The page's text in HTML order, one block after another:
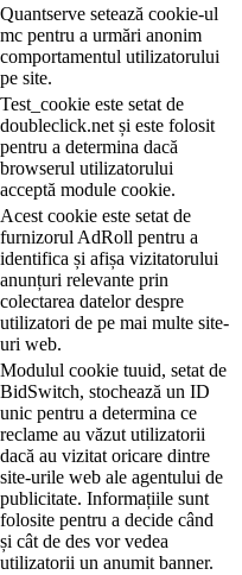
Quantserve setează cookie-ul
mc pentru a urmări anonim
comportamentul utilizatorului
pe site.
Test_cookie este setat de
doubleclick.net și este folosit
pentru a determina dacă
browserul utilizatorului
acceptă module cookie.
Acest cookie este setat de
furnizorul AdRoll pentru a
identifica și afișa vizitatorului
anunțuri relevante prin
colectarea datelor despre
utilizatori de pe mai multe site-
uri web.
Modulul cookie tuuid, setat de
BidSwitch, stochează un ID
unic pentru a determina ce
reclame au văzut utilizatorii
dacă au vizitat oricare dintre
site-urile web ale agentului de
publicitate. Informațiile sunt
folosite pentru a decide când
și cât de des vor vedea
utilizatorii un anumit banner.